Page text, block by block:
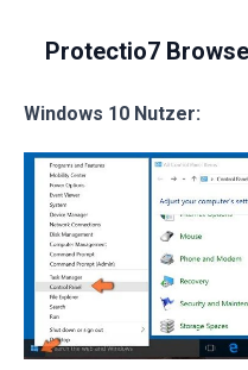
Protectio7
Windows 10 Nutzer: